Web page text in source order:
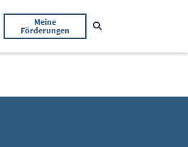
Meine
Förderungen